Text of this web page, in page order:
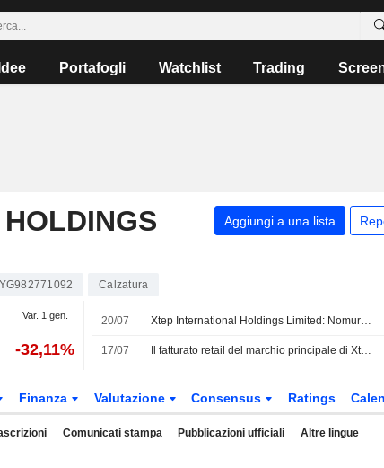
Idee Portafogli Watchlist Trading
Aggiungi a una lista
Calzatura
Var. 1 gen.
-32,11%
20/07 Xtep International Holdings Limited: Nomura rivaluta il giudizio Buy e il rating passa a Neutral
17/07 Il fatturato retail del marchio principale di Xtep International cala nel primo semestre in un contesto difficile per la vendita al dettaglio
Finanza Valutazione Consensus Ratings
Comunicati stampa Pubblicazioni ufficiali Altre lingue